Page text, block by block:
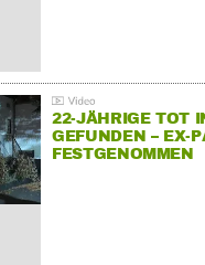
22-JÄHRIGE TOT
GEFUNDEN – EX-
FESTGENOMMEN